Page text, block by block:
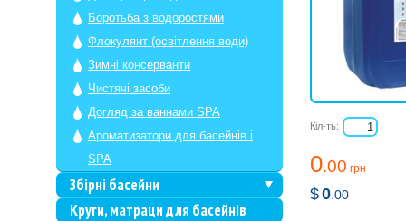
0.00 грн
$0 .00
Кіл-ть:
Боротьба з водоростями
Флокулянт (освітлення води)
Зимні консерванти
Чистячі засоби
Догляд за ваннами SPA
Ароматизатори для басейнів і
SPA
Збірні басейни
Круги, матраци для басейнів